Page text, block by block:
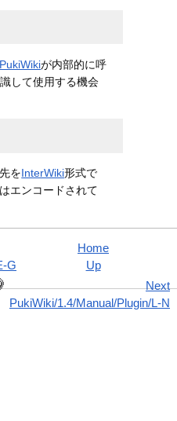
PukiWikiが内部的に呼
して使用する機会
をInterWiki形式で
エンコードされて
G
Next
PukiWiki/1.4/Manual/Plugin/L-N
Home
Up